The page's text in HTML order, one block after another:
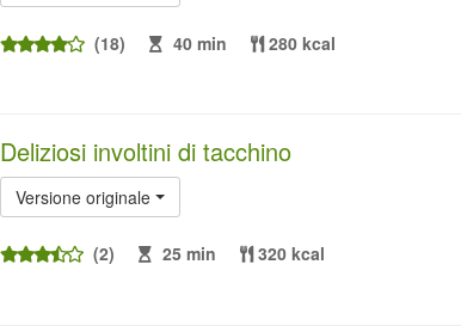
(18) 40 min 280 kcal
Deliziosi involtini di tacchino
Versione originale
(2) 25 min 320 kcal